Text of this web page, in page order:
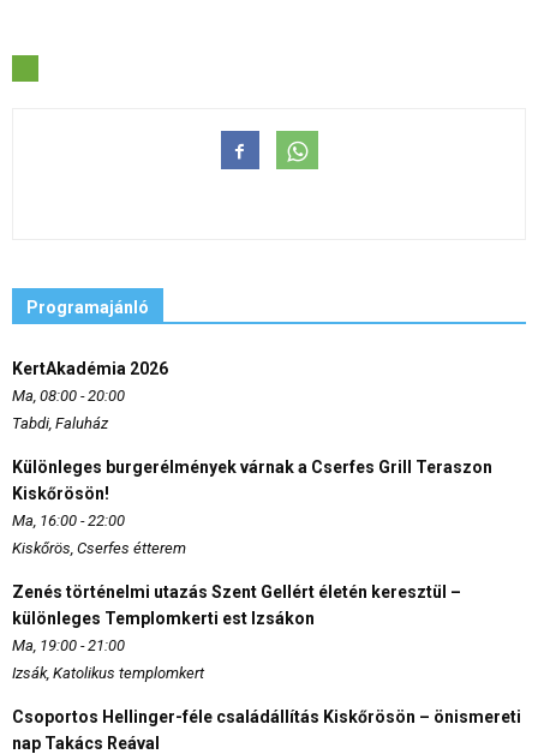
Programajánló
KertAkadémia 2026
Ma, 08:00 - 20:00
Tabdi, Faluház
Különleges burgerélmények várnak a Cserfes Grill Teraszon
Kiskőrösön!
Ma, 16:00 - 22:00
Kiskőrös, Cserfes étterem
Zenés történelmi utazás Szent Gellért életén keresztül –
különleges Templomkerti est Izsákon
Ma, 19:00 - 21:00
Izsák, Katolikus templomkert
Csoportos Hellinger-féle családállítás Kiskőrösön – önismereti
nap Takács Reával